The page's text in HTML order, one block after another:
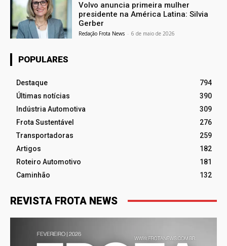
Volvo anuncia primeira mulher
presidente na América Latina: Silvia
Gerber
Redação Frota News - 6 de maio de 2026
POPULARES
Destaque
794
Últimas notícias
390
Indústria Automotiva
309
Frota Sustentável
276
Transportadoras
259
Artigos
182
Roteiro Automotivo
181
Caminhão
132
REVISTA FROTA NEWS